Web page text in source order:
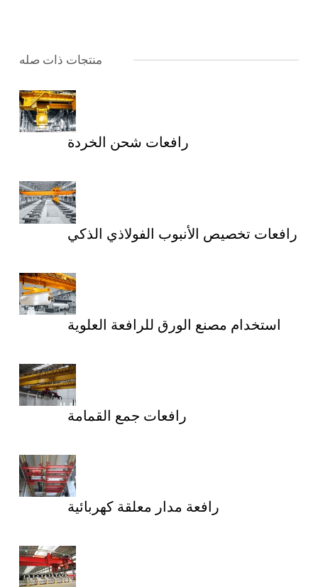
منتجات ذات صله
رافعات شحن الخردة
رافعات تخصيص الأنبوب الفولاذي الذكي
استخدام مصنع الورق للرافعة العلوية
رافعات جمع القمامة
رافعة مدار معلقة كهربائية